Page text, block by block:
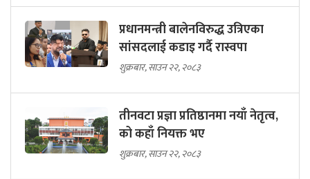
प्रधानमन्त्री बालेनविरुद्ध उत्रिएका
सांसदलाई कडाइ गर्दै रास्वपा
शुक्रबार, साउन २२, २०८३
तीनवटा प्रज्ञा प्रतिष्ठानमा नयाँ नेतृत्व,
को कहाँ नियक्त भए
शुक्रबार, साउन २२, २०८३